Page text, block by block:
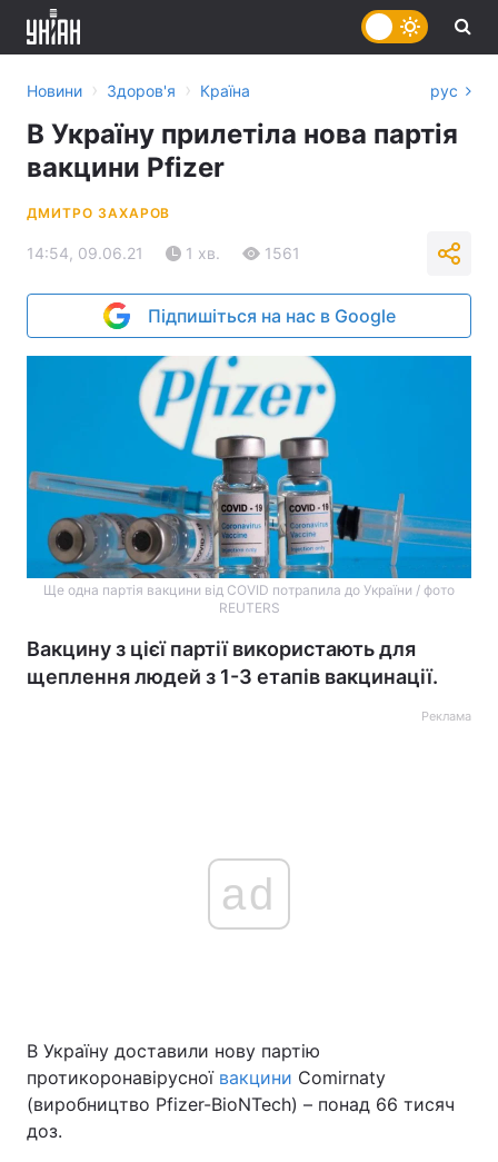
Головна
Україна
Новини › Здоров'я › Країна рус
В Україну прилетіла нова партія
вакцини Pfizer
ДМИТРО ЗАХАРОВ
14:54, 09.06.21 1 хв. 1561
Підпишіться на нас в Google
Ще одна партія вакцини від COVID потрапила до України / фото
REUTERS
Вакцину з цієї партії використають для
щеплення людей з 1-3 етапів вакцинації.
Реклама
ad
В Україну доставили нову партію
протикоронавірусної вакцини Comirnaty
(виробництво Pfizer-BioNTech) – понад 66 тисяч
доз.